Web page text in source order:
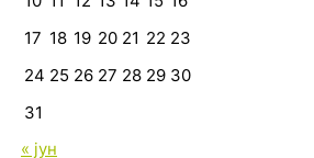
17 18 19 20 21 22 23
24 25 26 27 28 29 30
31
« јун